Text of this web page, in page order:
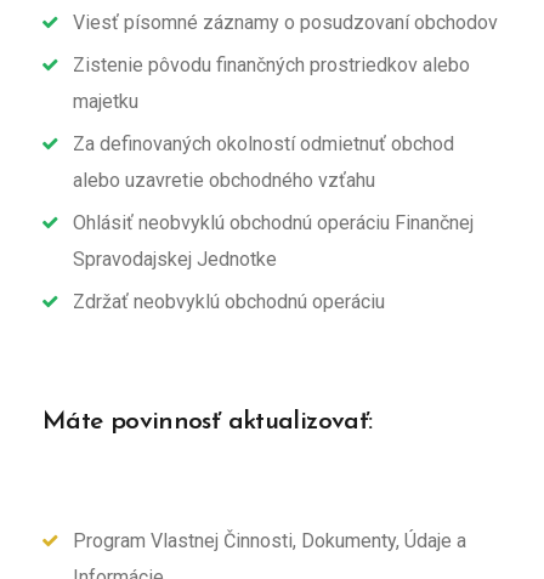
Viesť písomné záznamy o posudzovaní obchodov
Zistenie pôvodu finančných prostriedkov alebo
majetku
Za definovaných okolností odmietnuť obchod
alebo uzavretie obchodného vzťahu
Ohlásiť neobvyklú obchodnú operáciu Finančnej
Spravodajskej Jednotke
Zdržať neobvyklú obchodnú operáciu
Máte povinnosť aktualizovať:
Program Vlastnej Činnosti, Dokumenty, Údaje a